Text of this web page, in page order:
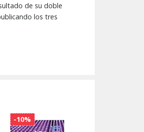
de su doble
los tres
-10%